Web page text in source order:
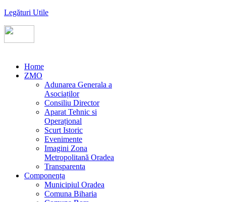
Legături Utile
Home
ZMO
Adunarea Generala a
Asociaților
Consiliu Director
Aparat Tehnic si
Operațional
Scurt Istoric
Evenimente
Imagini Zona
Metropolitană Oradea
Transparenta
Componența
Municipiul Oradea
Comuna Biharia